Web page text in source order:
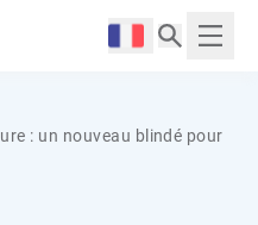
Langue :
: un nouveau blindé pour